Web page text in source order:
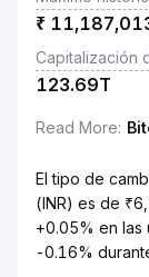
₹
Capitalización
123.69T
Read More:
El tipo de
(INR) es de
+0.05% en las
-0.16%